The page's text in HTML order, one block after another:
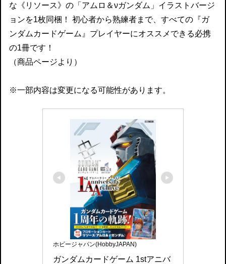
な《リソース》の「アムロ＆νガンダム」イラストバージ
ョンを1枚同梱！ 初心者から熟練者まで、すべての『ガ
ンダムカードゲーム』プレイヤーにオススメできる必携
の1冊です！
（商品ページより）
※一部内容は変更になる可能性があります。
ホビージャパン(HobbyJAPAN)
ガンダムカードゲーム 1stアニバ